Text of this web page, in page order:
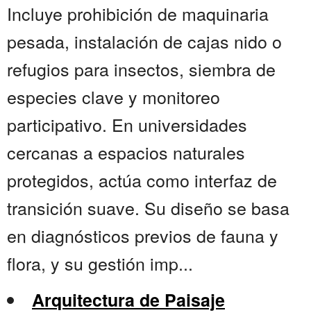
Incluye prohibición de maquinaria
pesada, instalación de cajas nido o
refugios para insectos, siembra de
especies clave y monitoreo
participativo. En universidades
cercanas a espacios naturales
protegidos, actúa como interfaz de
transición suave. Su diseño se basa
en diagnósticos previos de fauna y
flora, y su gestión imp...
Arquitectura de Paisaje